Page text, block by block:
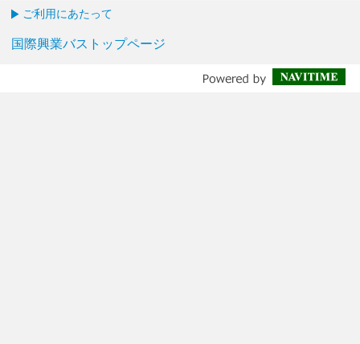
ご利用にあたって
国際興業バストップページ